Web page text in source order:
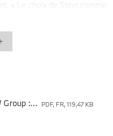
« Le choix de Steyr comme
BMW de Munich et
de piles à combustible à
génération : plus
Technologie hydrogène de pointe chez BMW Group : le début de la production en série en 2028 se précise.
PDF, FR, 119,47 KB